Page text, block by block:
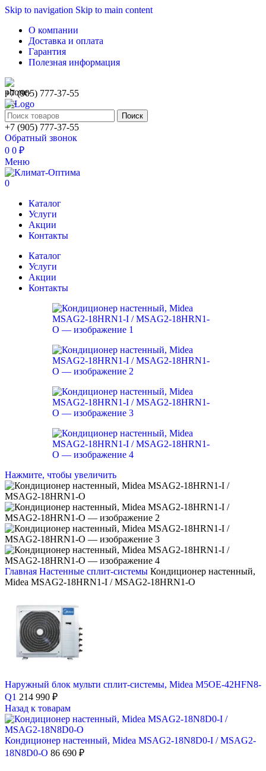
Skip to navigation Skip to main content
О компании
Доставка и оплата
Гарантия
Полезная информация
+7 (905) 777-37-55
Поиск
+7 (905) 777-37-55
Обратный звонок
0 0 ₽
Меню
0
Каталог
Услуги
Акции
Контакты
Каталог
Услуги
Акции
Контакты
Нажмите, чтобы увеличить
Главная Настенные сплит-системы Кондиционер настенный,
Midea MSAG2-18HRN1-I / MSAG2-18HRN1-O
Наружный блок мульти сплит-системы, Midea M5OE-42HFN8-
Q1 214 990 ₽
Назад к товарам
Кондиционер настенный, Midea MSAG2-18N8D0-I / MSAG2-
18N8D0-O 86 690 ₽